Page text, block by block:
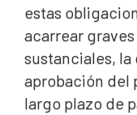
Cómo pueden
especializados
estas
acarrear
sustanciales,
aprobación del
largo plazo de